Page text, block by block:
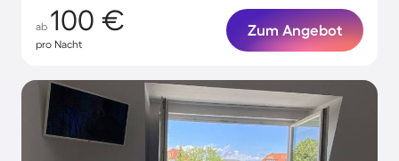
ab 100 €
pro Nacht
Zum Angebot